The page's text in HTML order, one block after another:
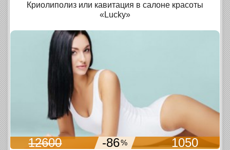
Криолиполиз или кавитация в салоне красоты
«Lucky»
12600 -86% 1050